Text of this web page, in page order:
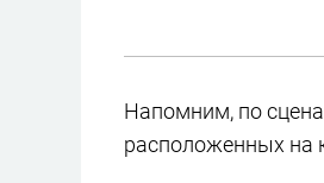
Напомним, по
расположенных на